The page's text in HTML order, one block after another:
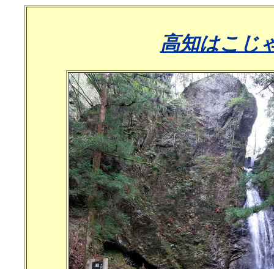
高知はこじ